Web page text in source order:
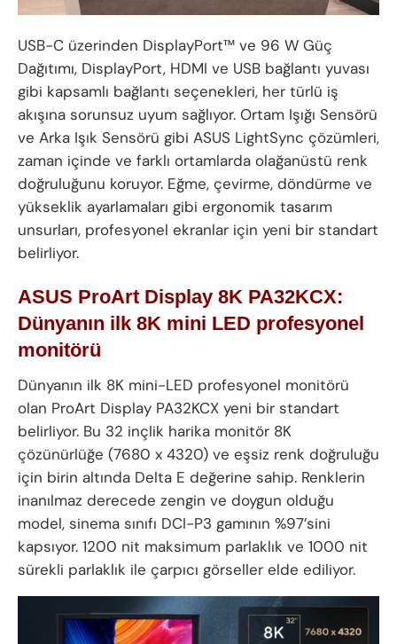
USB-C üzerinden DisplayPort™ ve 96 W Güç
Dağıtımı, DisplayPort, HDMI ve USB bağlantı yuvası
gibi kapsamlı bağlantı seçenekleri, her türlü iş
akışına sorunsuz uyum sağlıyor. Ortam Işığı Sensörü
ve Arka Işık Sensörü gibi ASUS LightSync çözümleri,
zaman içinde ve farklı ortamlarda olağanüstü renk
doğruluğunu koruyor. Eğme, çevirme, döndürme ve
yükseklik ayarlamaları gibi ergonomik tasarım
unsurları, profesyonel ekranlar için yeni bir standart
belirliyor.
ASUS ProArt Display 8K PA32KCX:
Dünyanın ilk 8K mini LED profesyonel
monitörü
Dünyanın ilk 8K mini-LED profesyonel monitörü
olan ProArt Display PA32KCX yeni bir standart
belirliyor. Bu 32 inçlik harika monitör 8K
çözünürlüğe (7680 x 4320) ve eşsiz renk doğruluğu
için birin altında Delta E değerine sahip. Renklerin
inanılmaz derecede zengin ve doygun olduğu
model, sinema sınıfı DCI-P3 gamının %97’sini
kapsıyor. 1200 nit maksimum parlaklık ve 1000 nit
sürekli parlaklık ile çarpıcı görseller elde ediliyor.